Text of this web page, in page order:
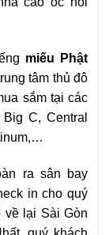
miếu Phật
tâm thủ đô
sắm tại các
C, Central
ra sân bay
in cho quý
về lại Sài Gòn